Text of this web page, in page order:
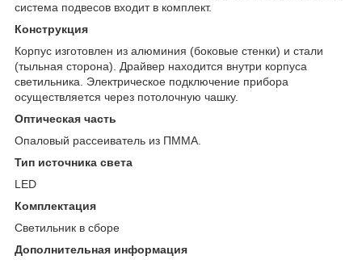
система подвесов входит в комплект.
Конструкция
Корпус изготовлен из алюминия (боковые стенки) и стали
(тыльная сторона). Драйвер находится внутри корпуса
светильника. Электрическое подключение прибора
осуществляется через потолочную чашку.
Оптическая часть
Опаловый рассеиватель из ПММА.
Тип источника света
LED
Комплектация
Светильник в сборе
Дополнительная информация